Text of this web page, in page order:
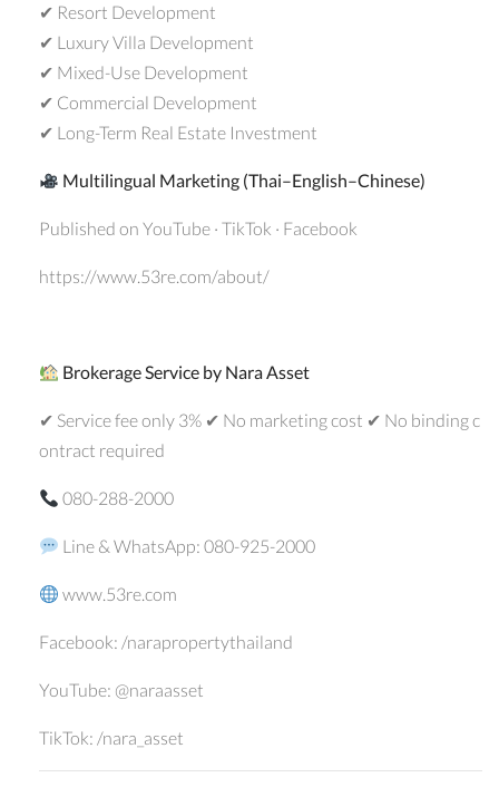
✔ Resort Development
✔ Luxury Villa Development
✔ Mixed-Use Development
✔ Commercial Development
✔ Long-Term Real Estate Investment
Multilingual Marketing (Thai–English–Chinese)
Published on YouTube · TikTok · Facebook
https://www.53re.com/about/
Brokerage Service by Nara Asset
✔ Service fee only 3% ✔ No marketing cost ✔ No binding c
ontract required
080-288-2000
Line & WhatsApp: 080-925-2000
www.53re.com
Facebook: /narapropertythailand
YouTube: @naraasset
TikTok: /nara_asset